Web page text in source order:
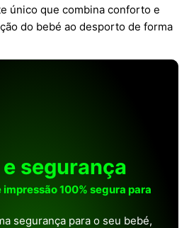
único que combina conforto e
do bebé ao desporto de forma
segurança
100% segura para
segurança para o seu bebé,